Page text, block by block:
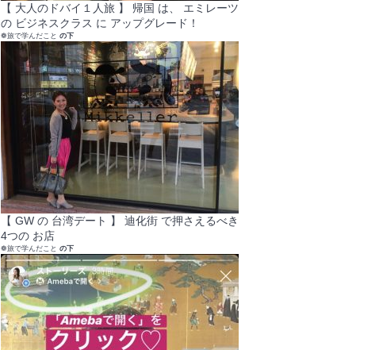
【 大人のドバイ１人旅 】 帰国 は、 エミレーツ
の ビジネスクラス に アップグレード！
❁旅で学んだこと の下
【 GW の 台湾デート 】 迪化街 で押さえるべき
4つの お店
❁旅で学んだこと の下